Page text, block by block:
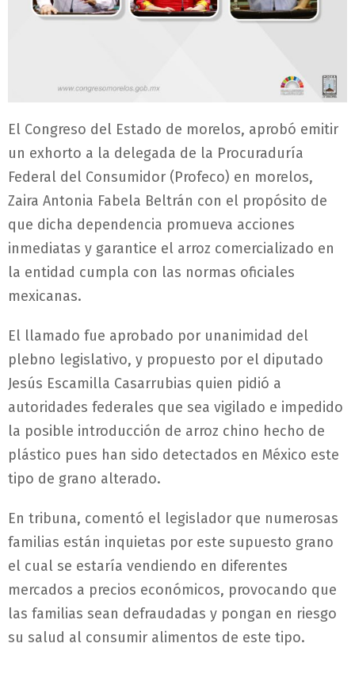
El Congreso del Estado de morelos, aprobó emitir
un exhorto a la delegada de la Procuraduría
Federal del Consumidor (Profeco) en morelos,
Zaira Antonia Fabela Beltrán con el propósito de
que dicha dependencia promueva acciones
inmediatas y garantice el arroz comercializado en
la entidad cumpla con las normas oficiales
mexicanas.
El llamado fue aprobado por unanimidad del
plebno legislativo, y propuesto por el diputado
Jesús Escamilla Casarrubias quien pidió a
autoridades federales que sea vigilado e impedido
la posible introducción de arroz chino hecho de
plástico pues han sido detectados en México este
tipo de grano alterado.
En tribuna, comentó el legislador que numerosas
familias están inquietas por este supuesto grano
el cual se estaría vendiendo en diferentes
mercados a precios económicos, provocando que
las familias sean defraudadas y pongan en riesgo
su salud al consumir alimentos de este tipo.